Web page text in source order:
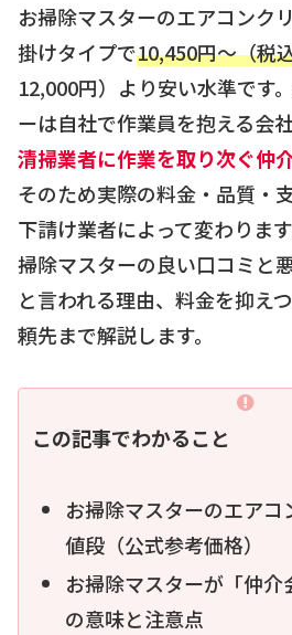
お掃除マスターのエアコンク
掛けタイプで10,450円〜（税
12,000円）より安い水準です
ーは自社で作業員を抱える会
清掃業者に作業を取り次ぐ仲
そのため実際の料金・品質・
下請け業者によって変わりま
掃除マスターの良い口コミと
と言われる理由、料金を抑え
頼先まで解説します。
この記事でわかること
お掃除マスターのエアコ
値段（公式参考価格）
お掃除マスターが「仲介
の意味と注意点